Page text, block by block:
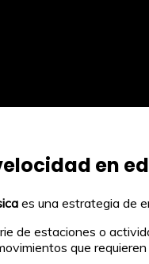
en
es una estrategia de
de estaciones o
que